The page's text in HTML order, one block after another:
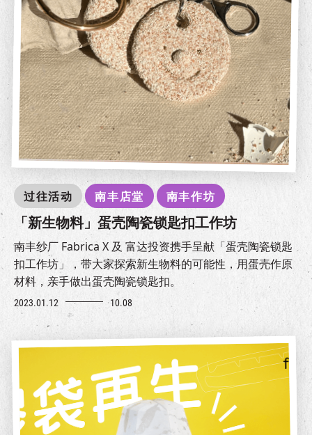
过往活动 南丰店堂 南丰作坊
「新生物料」蛋壳陶瓷锁匙扣工作坊
南丰纱厂 Fabrica X 及 富达投资携手呈献「蛋壳陶瓷锁匙
扣工作坊」，带大家探索新生物料的可能性，用蛋壳作原
材料，亲手做出蛋壳陶瓷锁匙扣。
2023.01.12 10.08